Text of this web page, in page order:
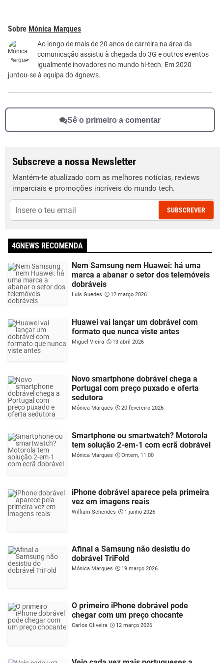
Este conteúdo contém informação incorreta
Este conteúdo não tem a informação que procuro
Outro
Mónica Marques
Ao longo de mais de 20 anos de carreira na área da
comunicação assistiu à chegada do 3G e outros eventos
igualmente inovadores no mundo hi-tech. Em 2020
juntou-se à equipa do 4gnews.
Sê o primeiro a comentar
Subscreve a nossa Newsletter
Mantém-te atualizado com as melhores notícias, reviews
imparciais e promoções incríveis do mundo tech.
SUBSCREVER
4GNEWS RECOMENDA
Nem Samsung nem Huawei: há uma
marca a abanar o setor dos telemóveis
dobráveis
Luís Guedes 12 março 2026
Huawei vai lançar um dobrável com
formato que nunca viste antes
Miguel Vieira 13 abril 2026
Novo smartphone dobrável chega a
Portugal com preço puxado e oferta
sedutora
Mónica Marques 20 fevereiro 2026
Smartphone ou smartwatch? Motorola
tem solução 2-em-1 com ecrã dobrável
Mónica Marques Ontem, 11:00
iPhone dobrável aparece pela primeira
vez em imagens reais
William Schendes 1 junho 2026
Afinal a Samsung não desistiu do
dobrável TriFold
Mónica Marques 19 março 2026
O primeiro iPhone dobrável pode
chegar com um preço chocante
Carlos Oliveira 12 março 2026